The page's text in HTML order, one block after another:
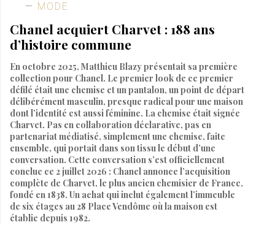
MODE
Chanel acquiert Charvet : 188 ans
d’histoire commune
En octobre 2025, Matthieu Blazy présentait sa première
collection pour Chanel. Le premier look de ce premier
défilé était une chemise et un pantalon, un point de départ
délibérément masculin, presque radical pour une maison
dont l’identité est aussi féminine. La chemise était signée
Charvet. Pas en collaboration déclarative, pas en
partenariat médiatisé, simplement une chemise, faite
ensemble, qui portait dans son tissu le début d’une
conversation. Cette conversation s’est officiellement
conclue ce 2 juillet 2026 : Chanel annonce l’acquisition
complète de Charvet, le plus ancien chemisier de France,
fondé en 1838. Un achat qui inclut également l’immeuble
de six étages au 28 Place Vendôme où la maison est
établie depuis 1982.